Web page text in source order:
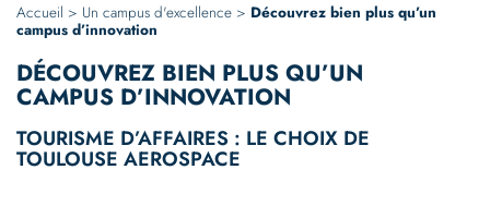
Accueil Un campus d'excellence
Découvrez bien plus qu’un
campus d’innovation
DÉCOUVREZ BIEN PLUS QU’UN
CAMPUS D’INNOVATION
TOURISME D’AFFAIRES : LE CHOIX DE
TOULOUSE AEROSPACE